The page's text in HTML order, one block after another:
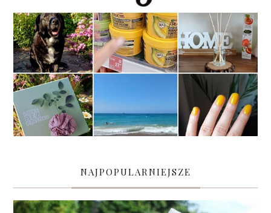
NAJPOPULARNIEJSZE